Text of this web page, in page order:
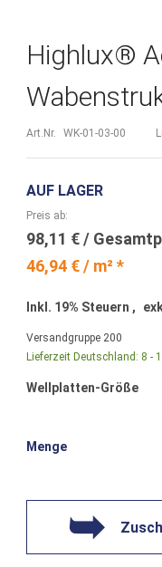
Highlux®
Art.Nr. WK-01-03-00
AUF LAGER
46,94 € / m² *
Preis ab
98,11 €
Inkl. 19% Steuern ,
Versandgruppe 200
Lieferzeit Deutschland: 8 -
Wellplatten-Größe
Menge